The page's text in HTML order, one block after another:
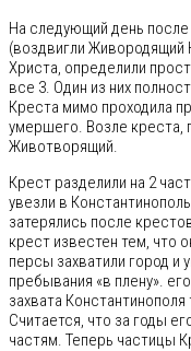
На следующий день
(воздвигли Живородящий
Христа, определили
все 3. Один из них
Креста мимо проходила
умершего. Возле креста,
Животворящий.
Крест разделили на 2
увезли в
затерялись после
крест известен тем, что
персы захватили город и
пребывания «в плену».
захвата
Считается, что за годы
частям. Теперь частицы